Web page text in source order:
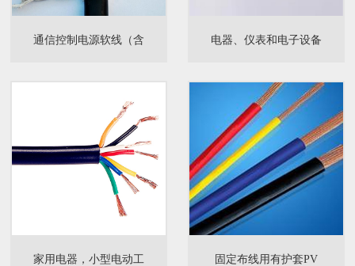
通信控制电源软线（含 电器、仪表和电子设备
家用电器，小型电动工 固定布线用有护套PV